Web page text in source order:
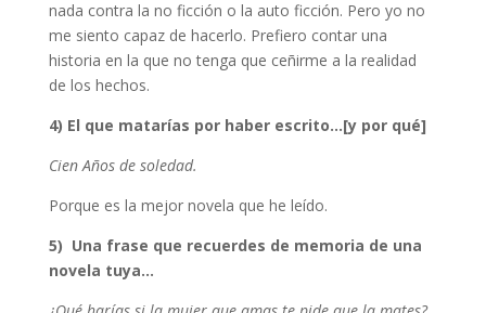
nada contra la no ficción o la auto ficción. Pero yo no
me siento capaz de hacerlo. Prefiero contar una
historia en la que no tenga que ceñirme a la realidad
de los hechos.
4) El que matarías por haber escrito…[y por qué]
Cien Años de soledad.
Porque es la mejor novela que he leído.
5) Una frase que recuerdes de memoria de una
novela tuya…